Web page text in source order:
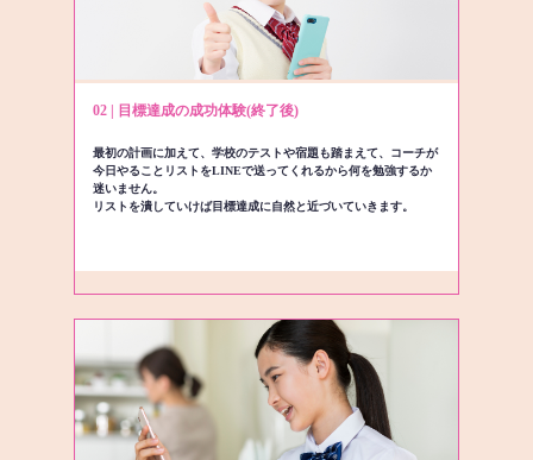
02 | 目標達成の成功体験(終了後)
最初の計画に加えて、学校のテストや宿題も踏まえて、コーチが
今日やることリストをLINEで送ってくれるから何を勉強するか
迷いません。
リストを潰していけば目標達成に自然と近づいていきます。